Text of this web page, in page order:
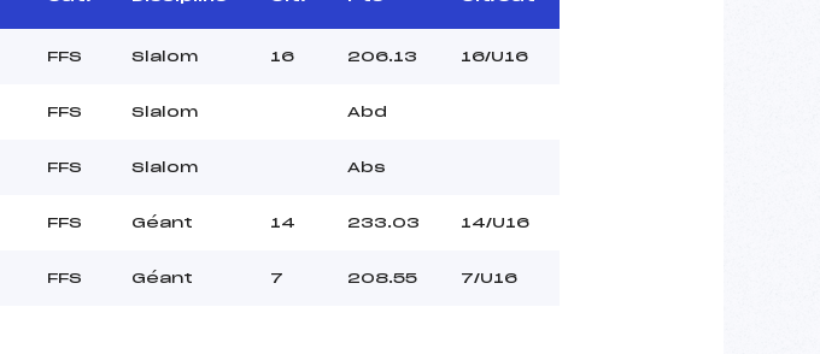
FFS Slalom 16 206.13 16/U16
FFS Slalom Abd
FFS Slalom Abs
FFS Géant 14 233.03 14/U16
FFS Géant 7 208.55 7/U16